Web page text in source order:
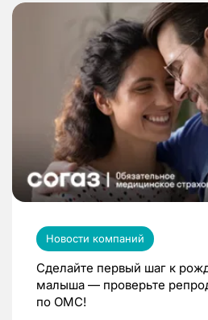
Новости компаний
Сделайте первый шаг к
малыша — проверьте
по ОМС!